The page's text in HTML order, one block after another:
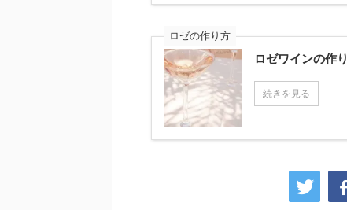
ロゼの作り方
ロゼワインの作
続きを見る